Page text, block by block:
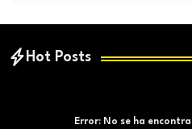
Hot Posts
Error:No se ha